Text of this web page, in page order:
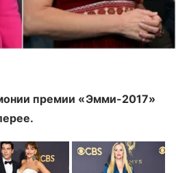
премии «Эмми-2017»